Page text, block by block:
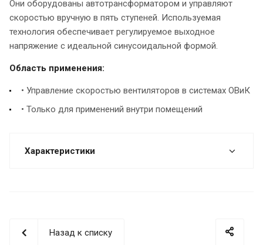
Они оборудованы автотрансформатором и управляют
скоростью вручную в пять ступеней. Используемая
технология обеспечивает регулируемое выходное
напряжение с идеальной синусоидальной формой.
Область применения:
• Управление скоростью вентиляторов в системах ОВиК
• Только для применений внутри помещений
Характеристики
Назад к списку